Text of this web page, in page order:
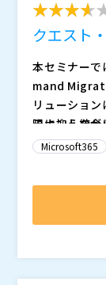
クエスト
本セミナーで
mand
リューショ
限に抑えな
し、データ移
テナント統合
データ移行中
らに、複数
Active
す。 これら
専門家の支援
れに伴って
増していま
合したいとい
合は、企業全
tion (ODM)
※本講演は、
Microsoft365